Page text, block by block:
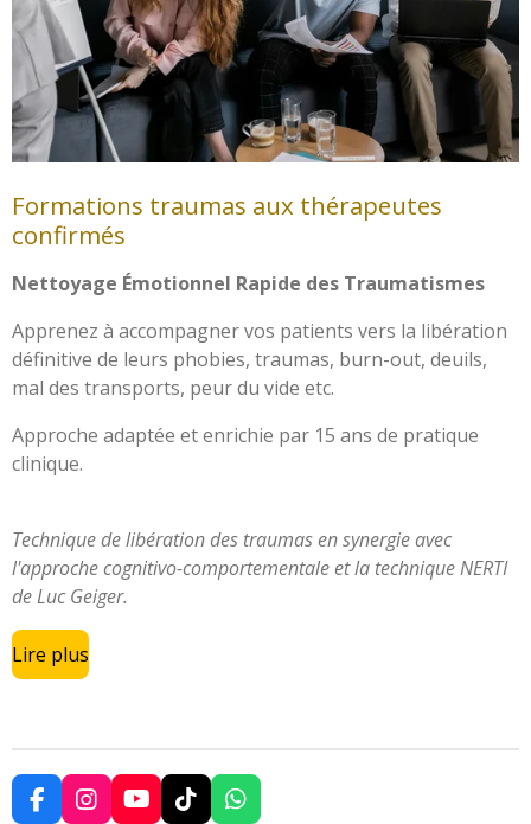
Formations traumas aux thérapeutes
confirmés
Nettoyage Émotionnel Rapide des Traumatismes
Apprenez à accompagner vos patients vers la libération
définitive de leurs phobies, traumas, burn-out, deuils,
mal des transports, peur du vide etc.
Approche adaptée et enrichie par 15 ans de pratique
clinique.
Technique de libération des traumas en synergie avec
l'approche cognitivo-comportementale et la technique NERTI
de Luc Geiger.
Lire plus
F
I
Y
T
W